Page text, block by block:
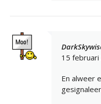
15
En alweer